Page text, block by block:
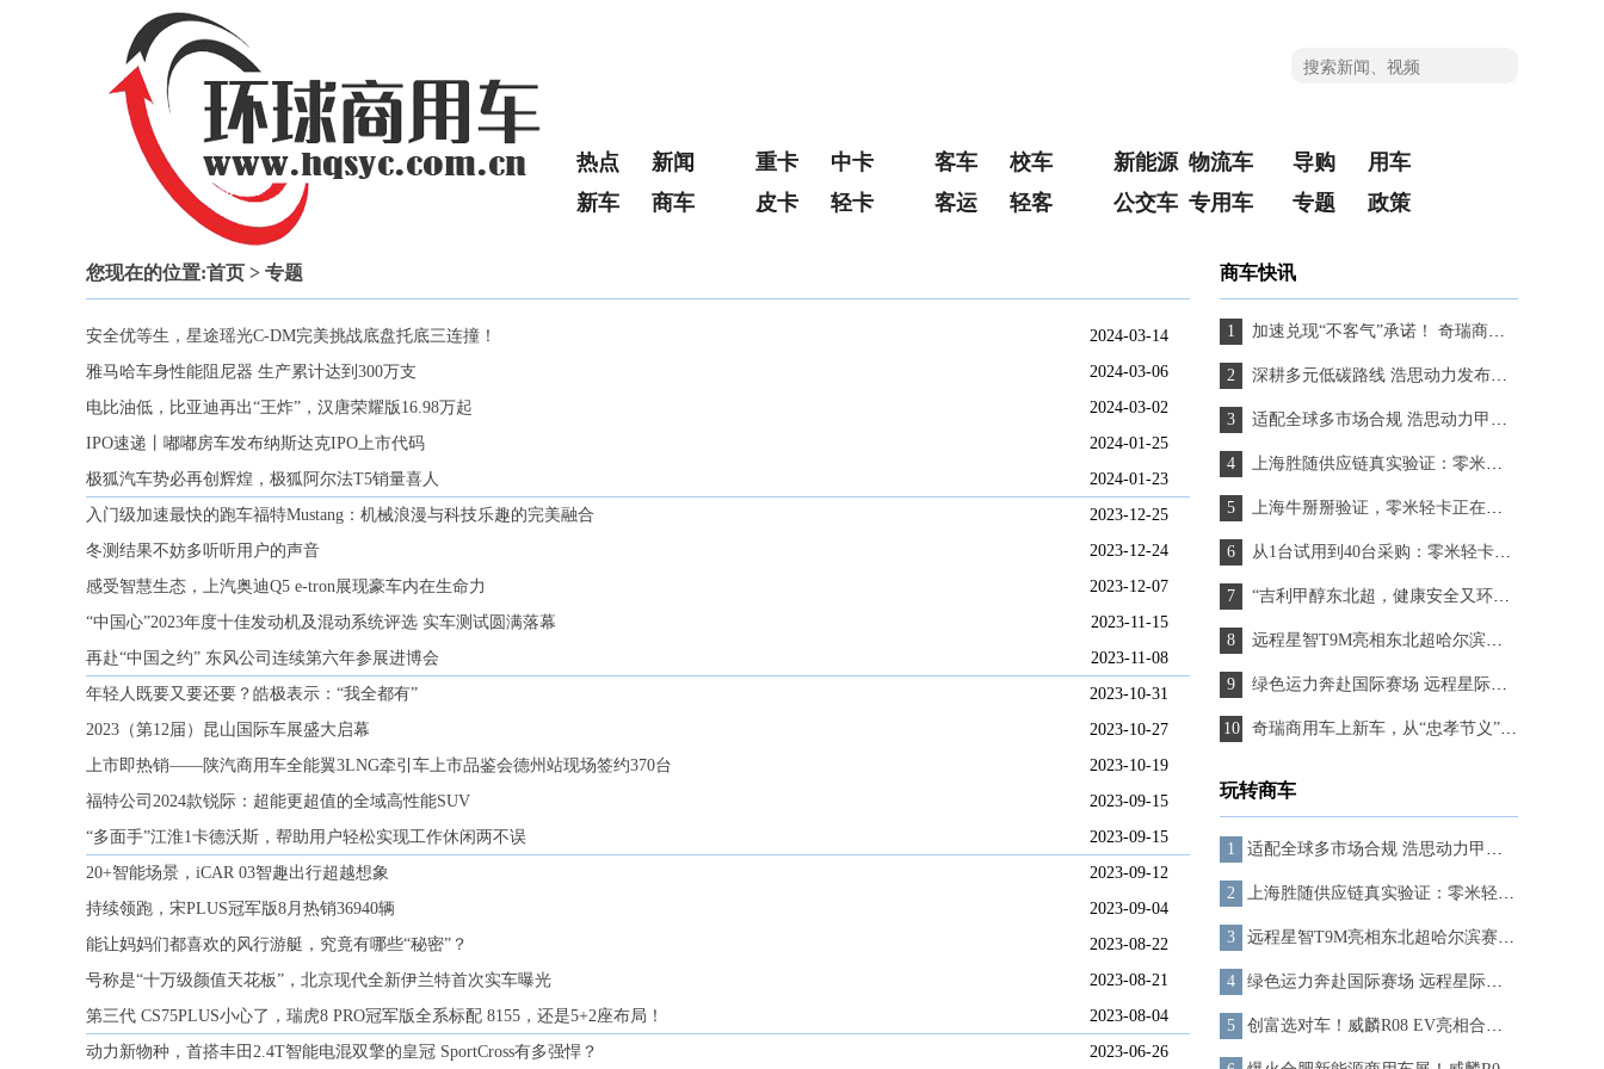
热点
新闻
新车
商车
重卡
中卡
皮卡
轻卡
客车
校车
客运
轻客
新能源 物流车
公交车 专用车
导购
用车
专题
政策
您现在的位置:首页 > 专题
安全优等生，星途瑶光C-DM完美挑战底盘托底三连撞！
2024-03-14
雅马哈车身性能阻尼器 生产累计达到300万支
2024-03-06
电比油低，比亚迪再出“王炸”，汉唐荣耀版16.98万起
2024-03-02
IPO速递丨嘟嘟房车发布纳斯达克IPO上市代码
2024-01-25
极狐汽车势必再创辉煌，极狐阿尔法T5销量喜人
2024-01-23
入门级加速最快的跑车福特Mustang：机械浪漫与科技乐趣的完美融合
2023-12-25
冬测结果不妨多听听用户的声音
2023-12-24
感受智慧生态，上汽奥迪Q5 e-tron展现豪车内在生命力
2023-12-07
“中国心”2023年度十佳发动机及混动系统评选 实车测试圆满落幕
2023-11-15
再赴“中国之约” 东风公司连续第六年参展进博会
2023-11-08
年轻人既要又要还要？皓极表示：“我全都有”
2023-10-31
2023（第12届）昆山国际车展盛大启幕
2023-10-27
上市即热销——陕汽商用车全能翼3LNG牵引车上市品鉴会德州站现场签约370台
2023-10-19
福特公司2024款锐际：超能更超值的全域高性能SUV
2023-09-15
“多面手”江淮1卡德沃斯，帮助用户轻松实现工作休闲两不误
2023-09-15
20+智能场景，iCAR 03智趣出行超越想象
2023-09-12
持续领跑，宋PLUS冠军版8月热销36940辆
2023-09-04
能让妈妈们都喜欢的风行游艇，究竟有哪些“秘密”？
2023-08-22
号称是“十万级颜值天花板”，北京现代全新伊兰特首次实车曝光
2023-08-21
第三代 CS75PLUS小心了，瑞虎8 PRO冠军版全系标配 8155，还是5+2座布局！
2023-08-04
动力新物种，首搭丰田2.4T智能电混双擎的皇冠 SportCross有多强悍？
2023-06-26
商车快讯
加速兑现“不客气”承诺！ 奇瑞商用车绘就向新向质规模化发展新篇章
深耕多元低碳路线 浩思动力发布稀燃甲醇增程系统新品
适配全球多市场合规 浩思动力甲醇增程方案提供减碳新路径
上海胜随供应链真实验证：零米轻卡如何让“不确定”变为“高确定”
上海牛掰掰验证，零米轻卡正在成为物流企业的“标配项”
从1台试用到40台采购：零米轻卡如何通过20年物流公司“实战考核”？
“吉利甲醇东北超，健康安全又环保”星智T9M亮相哈尔滨赛区
远程星智T9M亮相东北超哈尔滨赛区开幕式，甲醇电动引领能源 转型“东北潮”
绿色运力奔赴国际赛场 远程星际客车彰显中国客车力量
奇瑞商用车上新车，从“忠孝节义”到“信义担当”的物流新叙事
玩转商车
适配全球多市场合规 浩思动力甲醇增程方案提供减碳新路径
上海胜随供应链真实验证：零米轻卡如何让“不确定”变为“高确定”
远程星智T9M亮相东北超哈尔滨赛区开幕式，甲醇电动引领能源 转型“东北潮”
绿色运力奔赴国际赛场 远程星际客车彰显中国客车力量
创富选对车！威麟R08 EV亮相合肥新能源商用车展 实力圈粉无数